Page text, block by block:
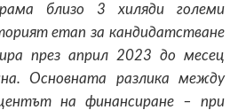
близо 3 хиляди големи
етап за кандидатстване
през април 2023 до месец
Основната разлика между
на финансиране – при